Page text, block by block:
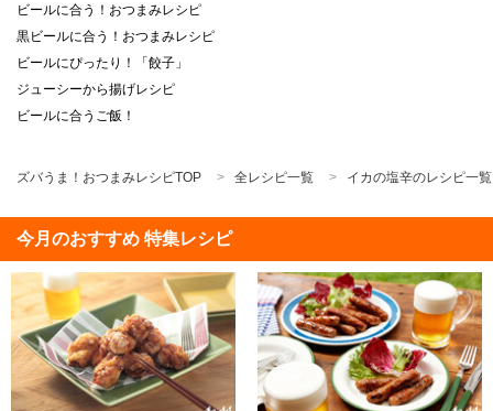
ビールに合う！おつまみレシピ
黒ビールに合う！おつまみレシピ
ビールにぴったり！「餃子」
ジューシーから揚げレシピ
ビールに合うご飯！
ズバうま！おつまみレシピTOP 全レシピ一覧 イカの塩辛のレシピ一覧
今月のおすすめ 特集レシピ